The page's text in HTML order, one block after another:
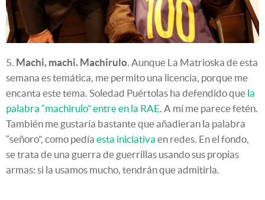
5. Machi, machi. Machirulo . Aunque La Matrioska de esta
semana es temática, me permito una licencia, porque me
encanta este tema. Soledad Puértolas ha defendido que la
palabra “machirulo” entre en la RAE . A mí me parece fetén.
También me gustaría bastante que añadieran la palabra
“señoro”, como pedía esta iniciativa en redes. En el fondo,
se trata de una guerra de guerrillas usando sus propias
armas: si la usamos mucho, tendrán que admitirla.